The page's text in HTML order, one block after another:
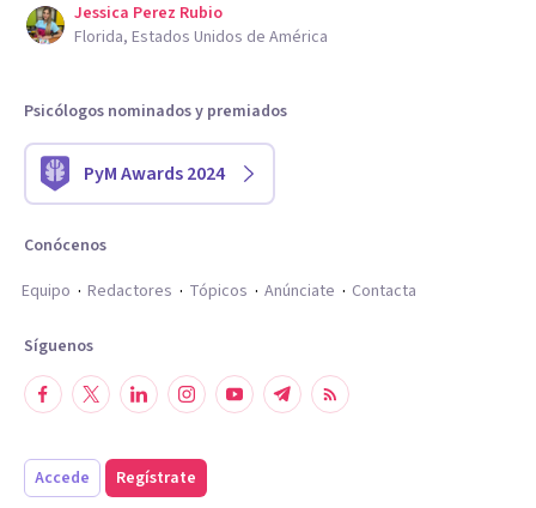
Jessica Perez Rubio
Florida, Estados Unidos de América
Psicólogos nominados y premiados
PyM Awards 2024
Conócenos
Equipo
Redactores Tópicos Anúnciate Contacta
Síguenos
Accede Regístrate